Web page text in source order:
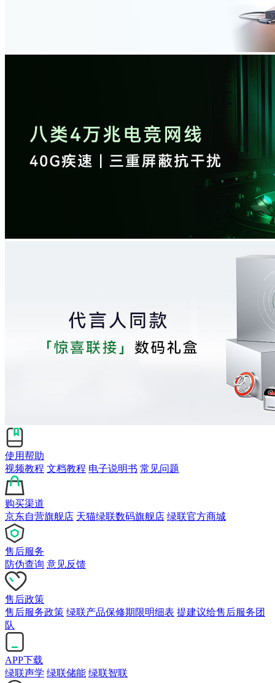
使用帮助
视频教程 文档教程 电子说明书 常见问题
购买渠道
京东自营旗舰店 天猫绿联数码旗舰店 绿联官方商城
售后服务
防伪查询 意见反馈
售后政策
售后服务政策 绿联产品保修期限明细表 提建议给售后服务团
队
APP下载
绿联声学 绿联储能 绿联智联